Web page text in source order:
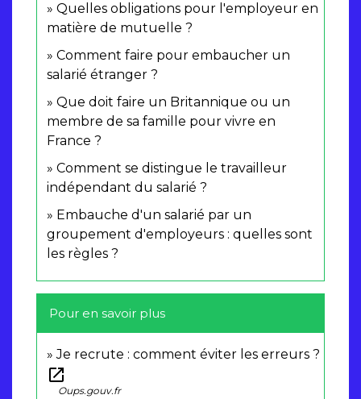
Quelles obligations pour l'employeur en
matière de mutuelle ?
Comment faire pour embaucher un
salarié étranger ?
Que doit faire un Britannique ou un
membre de sa famille pour vivre en
France ?
Comment se distingue le travailleur
indépendant du salarié ?
Embauche d'un salarié par un
groupement d'employeurs : quelles sont
les règles ?
Pour en savoir plus
Je recrute : comment éviter les erreurs ?
open_in_new
Oups.gouv.fr